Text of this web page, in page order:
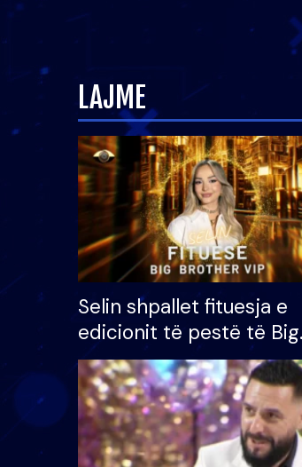
LAJME
Selin shpallet fituesja e
edicionit të pestë të Big
Brother VIP, rrëmben
çmimin e madh prej 100
mijë eurosh